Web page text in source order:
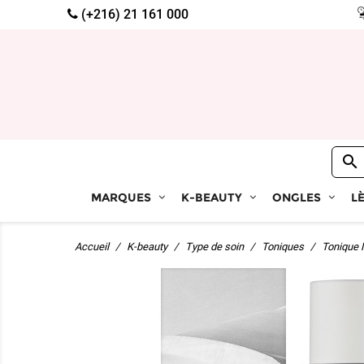
(+216) 21 161 000
MARQUES K-BEAUTY ONGLES

Accueil K-beauty Type de soin Toniques Tonique